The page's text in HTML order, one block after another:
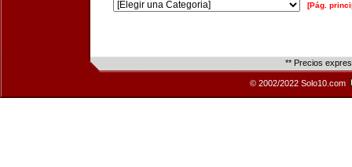
[Pág.
** Precios
© 2002/2022 Solo10.com